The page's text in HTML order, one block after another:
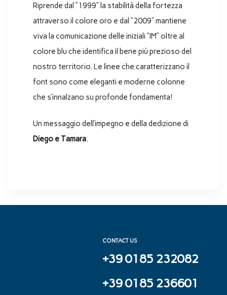
Riprende dal “1999” la stabilità della fortezza
attraverso il colore oro e dal “2009” mantiene
viva la comunicazione delle iniziali “IM” oltre al
colore blu che identifica il bene più prezioso del
nostro territorio. Le linee che caratterizzano il
font sono come eleganti e moderne colonne
che s’innalzano su profonde fondamenta!
Un messaggio dell’impegno e della dedizione di
Diego e Tamara.
CONTACT US
+39 0185 232082
+39 0185 236601